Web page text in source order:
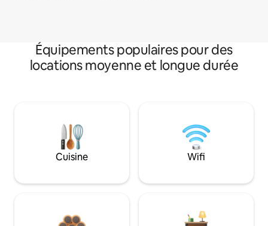
Équipements populaires pour des
locations moyenne et longue durée
Cuisine Wifi